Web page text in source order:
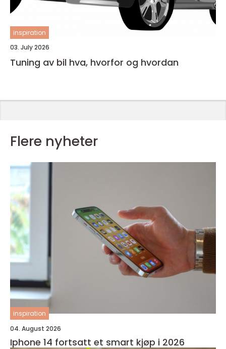
inspiration
03. July 2026
Tuning av bil hva, hvorfor og hvordan
Flere nyheter
inspiration
04. August 2026
Iphone 14 fortsatt et smart kjøp i 2026